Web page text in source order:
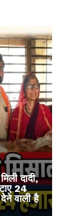
दादी,
24
वाली है